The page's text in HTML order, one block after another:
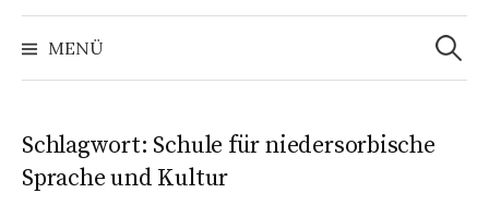
MENÜ
Suchen
nach:
Schlagwort: Schule für niedersorbische
Sprache und Kultur